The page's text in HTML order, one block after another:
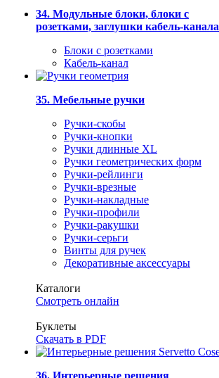
34. Модульные блоки, блоки с
розетками, заглушки кабель-канала
Блоки с розетками
Кабель-канал
35. Мебельные ручки
Ручки-скобы
Ручки-кнопки
Ручки длинные XL
Ручки геометрических форм
Ручки-рейлинги
Ручки-врезные
Ручки-накладные
Ручки-профили
Ручки-ракушки
Ручки-серьги
Винты для ручек
Декоративные аксессуары
Каталоги
Смотреть онлайн
Буклеты
Скачать в PDF
36. Интерьерные решения